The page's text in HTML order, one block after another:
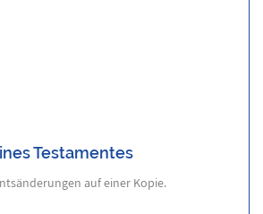
Testamentes
auf einer Kopie.